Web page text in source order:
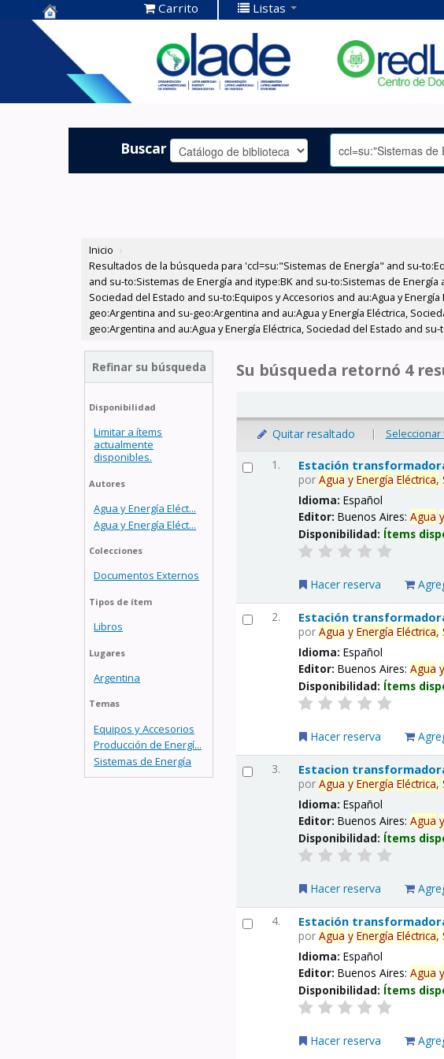
Centro de
Documentación
OLADE -
Carrito Listas
Buscar
Inicio ›
Resultados de la búsqueda para 'ccl=su:"Sistemas de Energía" and su-
and su-to:Sistemas de Energía and itype:BK and su-to:Sistemas de
Sociedad del Estado and su-to:Equipos y Accesorios and au:Agua y
geo:Argentina and su-geo:Argentina and au:Agua y Energía Eléctrica,
geo:Argentina and au:Agua y Energía Eléctrica, Sociedad del Estado and
Refinar su búsqueda
Disponibilidad
Limitar a ítems
actualmente
disponibles.
Autores
Agua y Energía Eléct...
Agua y Energía Eléct...
Colecciones
Documentos Externos
Tipos de ítem
Libros
Lugares
Argentina
Temas
Equipos y Accesorios
Producción de Energí...
Sistemas de Energía
Su búsqueda retornó 4
Quitar resaltado | Seleccionar
1. Estación
porAgua y Energía Eléctrica,
Idioma:Español
Editor:Buenos Aires:Agua y
Disponibilidad: Ítems
Hacer reserva
2. Estación
porAgua y Energía Eléctrica,
Idioma:Español
Editor:Buenos Aires:Agua y
Disponibilidad: Ítems
Hacer reserva
3. Estacion
porAgua y Energía Eléctrica,
Idioma:Español
Editor:Buenos Aires:Agua y
Disponibilidad: Ítems
Hacer reserva
4. Estación
porAgua y Energía Eléctrica,
Idioma:Español
Editor:Buenos Aires:Agua y
Disponibilidad: Ítems
Hacer reserva